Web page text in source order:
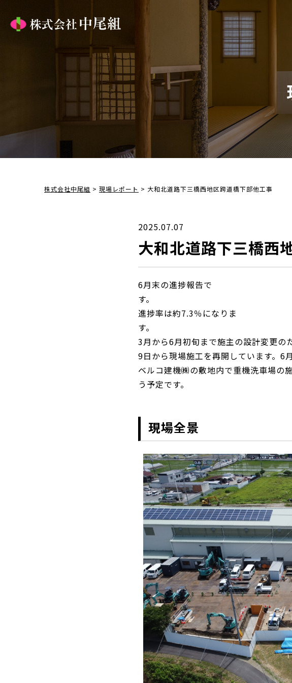
株式会社中尾組 > 現場レポート > 大和北道路下三橋西地区跨道橋下部他工事
2025.07.07
大和北道路下三橋西
6月末の進捗報告で
進捗率は約7.3％になりま
3月から6月初旬まで施主の設計変更の
9日から現場施工を再開しています。6
ベルコ建機㈱の敷地内で重機洗車場の
う予定です。
現場全景